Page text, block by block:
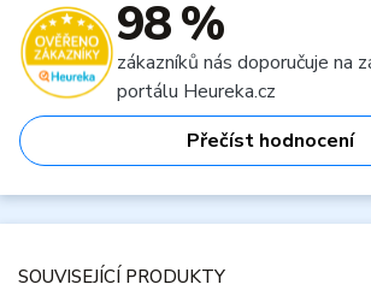
98 %
zákazníků nás doporučuje na
portálu Heureka.cz
Přečíst hodnocení
SOUVISEJÍCÍ PRODUKTY